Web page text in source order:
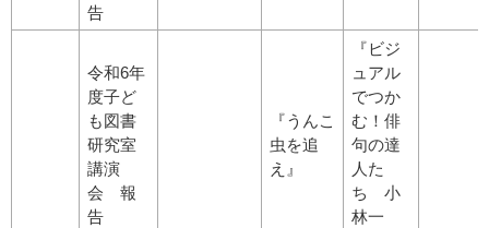
告
令和6年
度子ど
も図書
研究室
講演
会 報
告
『うんこ
虫を追
え』
『ビジ
ュアル
でつか
む！俳
句の達
人た
ち 小
林一